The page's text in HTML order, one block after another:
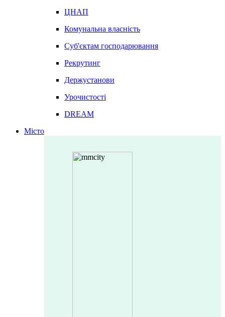
ЦНАП
Комунальна власність
Суб'єктам господарювання
Рекрутинг
Держустанови
Урочистості
DREAM
Місто